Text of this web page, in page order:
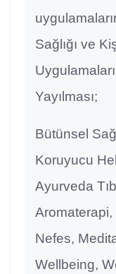
Sağlığı ve
Yayılması;
Bütünsel
Koruyucu
Ayurveda
Aromaterapi,
Nefes,
Wellbeing,